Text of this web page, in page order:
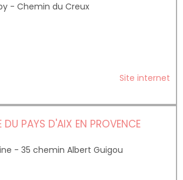
- Chemin du Creux
Site internet
PAYS D'AIX EN PROVENCE
- 35 chemin Albert Guigou